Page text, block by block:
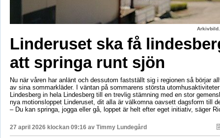
Linderuset ska få
att springa runt sjön
Nu när våren har anlänt och dessutom fastställt sig i regionen så börjar
av sina sommarkläder. I väntan på sommarens största
Lindesberg in hela Lindesberg till en trevlig stämning med en stor
nya motionsloppet Linderuset, dit alla är välkomna oavsett dagsform till
– Du kan springa, jogga eller gå, loppet är helt efter eget initiativ, säger
27 april 2026 klockan 09:16 av Timmy Lundegård